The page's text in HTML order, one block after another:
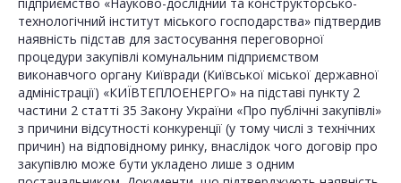
технологічний інститут міського господарства» підтвердив
наявність підстав для застосування переговорної
процедури закупівлі комунальним підприємством
виконавчого органу Київради (Київської міської державної
адміністрації) «КИЇВТЕПЛОЕНЕРГО» на підставі пункту 2
частини 2 статті 35 Закону України «Про публічні закупівлі»
з причини відсутності конкуренції (у тому числі з технічних
причин) на відповідному ринку, внаслідок чого договір про
закупівлю може бути укладено лише з одним